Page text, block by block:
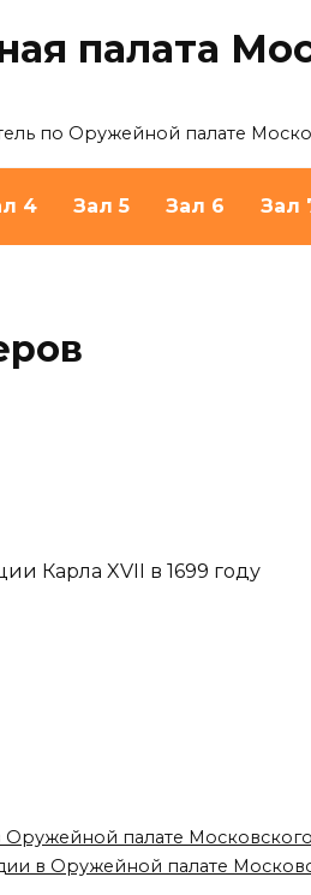
палата
по Оружейной палате
4 Зал 5 Зал 6 Зал
Карла XVII в 1699 году
Оружейной палате
в Оружейной палате